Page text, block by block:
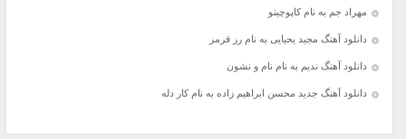
مهراد جم به نام کاپوچینو
دانلود آهنگ مجید یحیایی به نام رز قرمز
دانلود آهنگ ندیم به نام نام و نشون
دانلود آهنگ جدید محسن ابراهیم زاده به نام کار دله